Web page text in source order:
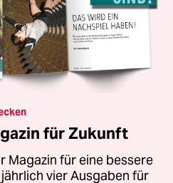
für Zukunft
Magazin für eine bessere
vier Ausgaben für